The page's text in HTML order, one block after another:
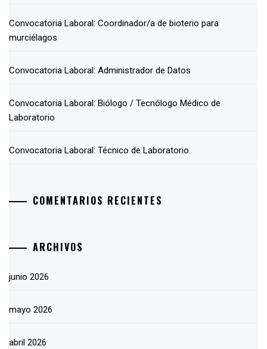
Convocatoria Laboral: Coordinador/a de bioterio para
murciélagos
Convocatoria Laboral: Administrador de Datos
Convocatoria Laboral: Biólogo / Tecnólogo Médico de
Laboratorio
Convocatoria Laboral: Técnico de Laboratorio
COMENTARIOS RECIENTES
ARCHIVOS
junio 2026
mayo 2026
abril 2026